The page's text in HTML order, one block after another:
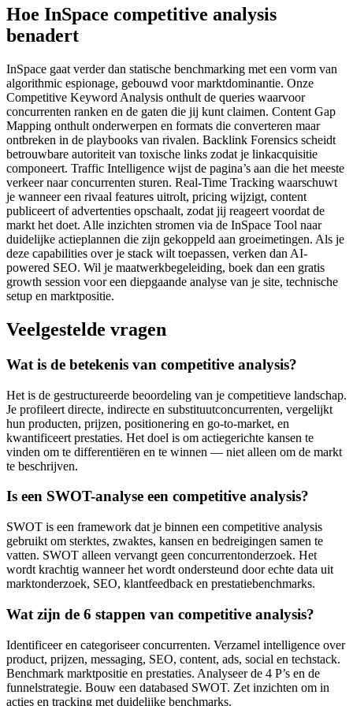
Hoe InSpace competitive analysis
benadert
InSpace gaat verder dan statische benchmarking met een vorm van
algorithmic espionage, gebouwd voor marktdominantie. Onze
Competitive Keyword Analysis onthult de queries waarvoor
concurrenten ranken en de gaten die jij kunt claimen. Content Gap
Mapping onthult onderwerpen en formats die converteren maar
ontbreken in de playbooks van rivalen. Backlink Forensics scheidt
betrouwbare autoriteit van toxische links zodat je linkacquisitie
componeert. Traffic Intelligence wijst de pagina’s aan die het meeste
verkeer naar concurrenten sturen. Real-Time Tracking waarschuwt
je wanneer een rivaal features uitrolt, pricing wijzigt, content
publiceert of advertenties opschaalt, zodat jij reageert voordat de
markt het doet. Alle inzichten stromen via de InSpace Tool naar
duidelijke actieplannen die zijn gekoppeld aan groeimetingen. Als je
deze capabilities over je stack wilt toepassen, verken dan AI-
powered SEO. Wil je maatwerkbegeleiding, boek dan een gratis
growth session voor een diepgaande analyse van je site, technische
setup en marktpositie.
Veelgestelde vragen
Wat is de betekenis van competitive analysis?
Het is de gestructureerde beoordeling van je competitieve landschap.
Je profileert directe, indirecte en substituutconcurrenten, vergelijkt
hun producten, prijzen, positionering en go-to-market, en
kwantificeert prestaties. Het doel is om actiegerichte kansen te
vinden om te differentiëren en te winnen — niet alleen om de markt
te beschrijven.
Is een SWOT-analyse een competitive analysis?
SWOT is een framework dat je binnen een competitive analysis
gebruikt om sterktes, zwaktes, kansen en bedreigingen samen te
vatten. SWOT alleen vervangt geen concurrentonderzoek. Het
wordt krachtig wanneer het wordt ondersteund door echte data uit
marktonderzoek, SEO, klantfeedback en prestatiebenchmarks.
Wat zijn de 6 stappen van competitive analysis?
Identificeer en categoriseer concurrenten. Verzamel intelligence over
product, prijzen, messaging, SEO, content, ads, social en techstack.
Benchmark marktpositie en prestaties. Analyseer de 4 P’s en de
funnelstrategie. Bouw een databased SWOT. Zet inzichten om in
acties en tracking met duidelijke benchmarks.